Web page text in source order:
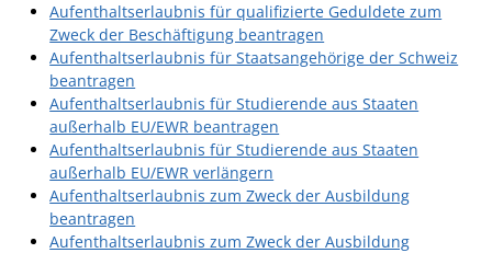
Ausschreibungen
Bebauungspläne
Ortsrecht
Gemeinderat
Standesamtliche
Trauungen
Karriere
Aufenthaltserlaubnis für qualifizierte Geduldete zum
Zweck der Beschäftigung beantragen
Aufenthaltserlaubnis für Staatsangehörige der Schweiz
beantragen
Aufenthaltserlaubnis für Studierende aus Staaten
außerhalb EU/EWR beantragen
Aufenthaltserlaubnis für Studierende aus Staaten
außerhalb EU/EWR verlängern
Aufenthaltserlaubnis zum Zweck der Ausbildung
beantragen
Aufenthaltserlaubnis zum Zweck der Ausbildung